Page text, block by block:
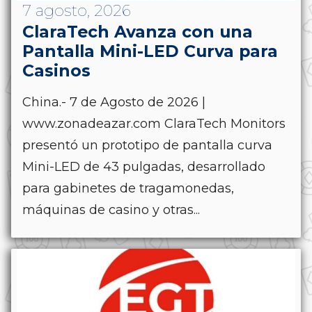
7 agosto, 2026
ClaraTech Avanza con una
Pantalla Mini-LED Curva para
Casinos
China.- 7 de Agosto de 2026 |
www.zonadeazar.com ClaraTech Monitors
presentó un prototipo de pantalla curva
Mini-LED de 43 pulgadas, desarrollado
para gabinetes de tragamonedas,
máquinas de casino y otras...